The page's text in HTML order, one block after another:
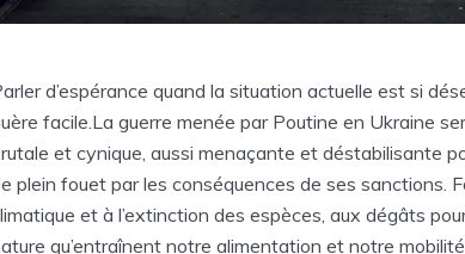
d’espérance quand la situation actuelle est si
facile.La guerre menée par Poutine en Ukraine
et cynique, aussi menaçante et déstabilisante
plein fouet par les conséquences de ses sanctions.
et à l’extinction des espèces, aux dégâts
qu’entraînent notre alimentation et notre